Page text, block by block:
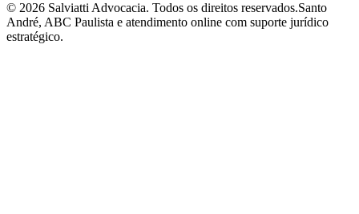
© 2026 Salviatti Advocacia. Todos os direitos reservados.Santo
André, ABC Paulista e atendimento online com suporte jurídico
estratégico.